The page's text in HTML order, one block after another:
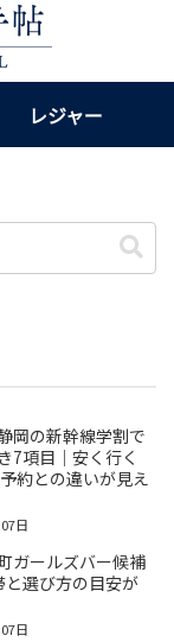
レジャー
岡の新幹線学割で
7項目｜安く行く
約との違いが見え
日
ガールズバー候補
選び方の目安が
日